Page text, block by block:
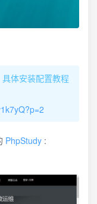
体安装配置教程
PhpStudy :